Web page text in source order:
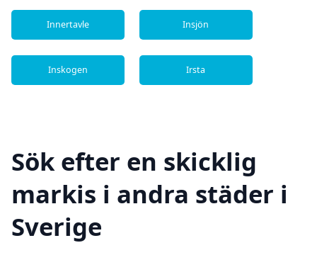
Innertavle Insjön
Inskogen Irsta
Sök efter en skicklig
markis i andra städer i
Sverige